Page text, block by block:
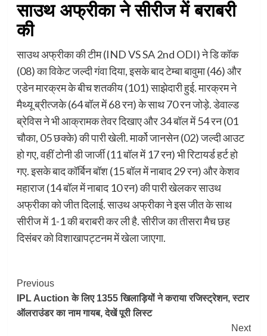
साउथ अफ्रीका ने सीरीज में बराबरी
की
साउथ अफ्रीका की टीम (IND VS SA 2nd ODI) ने डि कॉक
(08) का विकेट जल्दी गंवा दिया, इसके बाद टेम्बा बावुमा (46) और
एडेन मारक्रम के बीच शतकीय (101) साझेदारी हुई. मारक्रम ने
मैथ्यू ब्रीत्जके (64 बॉल में 68 रन) के साथ 70 रन जोड़े. डेवाल्ड
ब्रेविस ने भी आक्रामक तेवर दिखाए और 34 बॉल में 54 रन (01
चौका, 05 छक्के) की पारी खेली. मार्को जानसेन (02) जल्दी आउट
हो गए, वहीं टोनी डी जार्जी (11 बॉल में 17 रन) भी रिटायर्ड हर्ट हो
गए. इसके बाद कॉर्बिन बॉश (15 बॉल में नाबाद 29 रन) और केशव
महाराज (14 बॉल में नाबाद 10 रन) की पारी खेलकर साउथ
अफ्रीका को जीत दिलाई. साउथ अफ्रीका ने इस जीत के साथ
सीरीज में 1-1 की बराबरी कर ली है. सीरीज का तीसरा मैच छह
दिसंबर को विशाखापट्टनम में खेला जाएगा.
Post
Navigation
Previous
IPL Auction के लिए 1355 खिलाड़ियों ने कराया रजिस्ट्रेशन, स्टार
ऑलराउंडर का नाम गायब, देखें पूरी लिस्ट
Next